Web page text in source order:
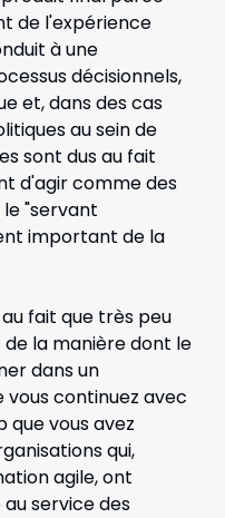
de l'expérience
à une
décisionnels,
et, dans des cas
au sein de
sont dus au fait
d'agir comme des
"servant
important de la
fait que très peu
la manière dont le
dans un
continuez avec
que vous avez
qui,
agile, ont
service des